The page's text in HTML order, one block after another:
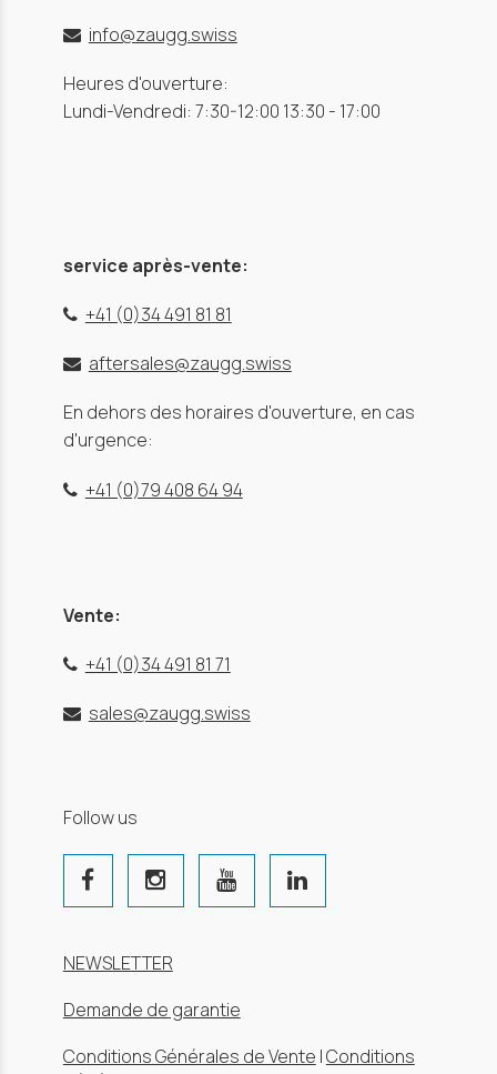
info@zaugg.swiss
Heures d'ouverture:
Lundi-Vendredi: 7:30-12:00 13:30 - 17:00
service après-vente:
+41 (0)34 491 81 81
aftersales@zaugg.swiss
En dehors des horaires d'ouverture, en cas
d'urgence:
+41 (0)79 408 64 94
Vente:
+41 (0)34 491 81 71
sales@zaugg.swiss
Follow us
NEWSLETTER
Demande de garantie
Conditions Générales de Vente |Conditions